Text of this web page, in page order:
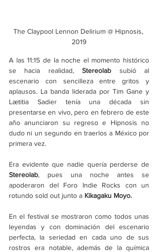
The Claypool Lennon Delirium @ Hipnosis,
2019
A las 11:15 de la noche el momento histórico
se hacia realidad, Stereolab subió al
escenario con sencilleza entre gritos y
aplausos. La banda liderada por Tim Gane y
Lætitia Sadier tenía una década sin
presentarse en vivo, pero en febrero de este
año anunciaron su regreso e Hipnosis no
dudo ni un segundo en traerlos a México por
primera vez.
Stereolab, pues una noche antes se
apoderaron del Foro Indie Rocks con un
rotundo sold out junto a Kikagaku Moyo.
En el festival se mostraron como todos unas
leyendas y con dominación del escenario
perfecta, la seriedad en cada uno de sus
rostros era notable, además de la química